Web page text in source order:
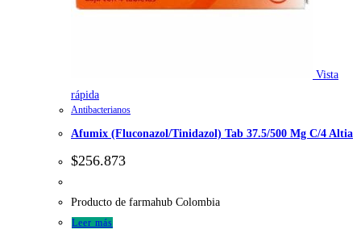
Vista
rápida
Antibacterianos
Afumix (Fluconazol/Tinidazol) Tab 37.5/500 Mg C/4 Altia
$256.873
Producto de farmahub Colombia
Leer más